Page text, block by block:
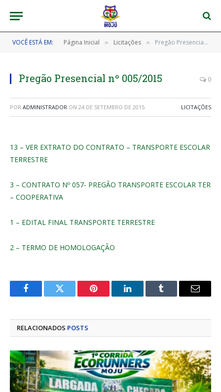
VOCÊ ESTÁ EM: Página Inicial » Licitações » Pregão Presencial nº 005/2015
Pregão Presencial nº 005/2015 0
POR ADMINISTRADOR ON 24 DE SETEMBRO DE 2015 LICITAÇÕES
13 – VER EXTRATO DO CONTRATO – TRANSPORTE ESCOLAR
TERRESTRE
3 – CONTRATO Nº 057- PREGÃO TRANSPORTE ESCOLAR TER
– COOPERATIVA
1 – EDITAL FINAL TRANSPORTE TERRESTRE
2 – TERMO DE HOMOLOGAÇÃO
FacebookTwitter Pinterest LinkedInTumblr
E-
RELACIONADOS POSTS